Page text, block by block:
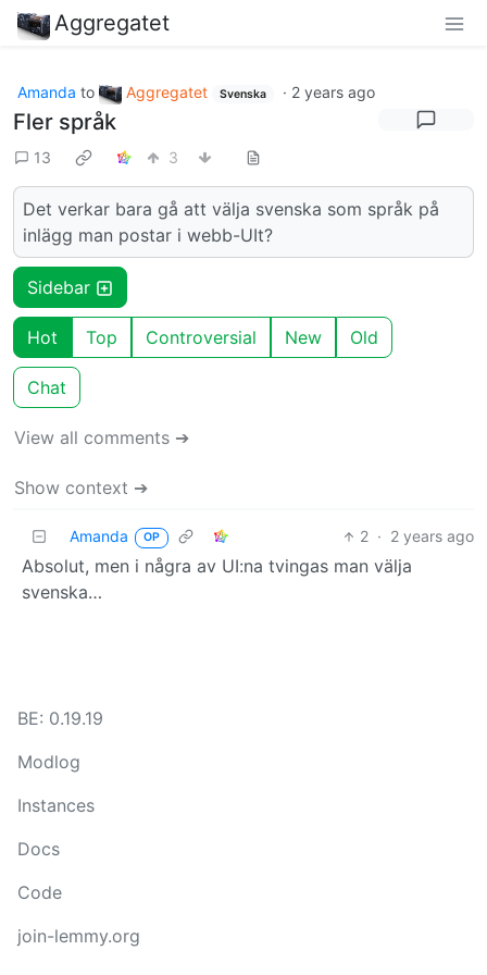
Aggregatet
Amanda to Aggregatet Svenska · 2 years ago
Fler språk
13 3
Det verkar bara gå att välja svenska som språk på
inlägg man postar i webb-UIt?
Sidebar
Hot Top Controversial New Old
Chat
View all comments ➔
Show context ➔
Amanda OP 2 · 2 years ago
Absolut, men i några av UI:na tvingas man välja
svenska…
BE: 0.19.19
Modlog
Instances
Docs
Code
join-lemmy.org